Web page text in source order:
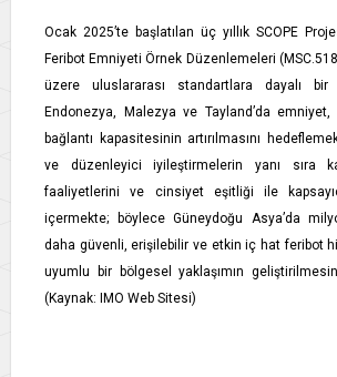
Ocak 2025’te başlatılan üç yıllık SCOPE
Feribot Emniyeti Örnek Düzenlemeleri
üzere uluslararası standartlara dayalı
Endonezya, Malezya ve Tayland’da
bağlantı kapasitesinin artırılmasını
ve düzenleyici iyileştirmelerin yanı sıra
faaliyetlerini ve cinsiyet eşitliği ile
içermekte; böylece Güneydoğu Asya’da
daha güvenli, erişilebilir ve etkin iç hat feribot
uyumlu bir bölgesel yaklaşımın
(Kaynak: IMO Web Sitesi)